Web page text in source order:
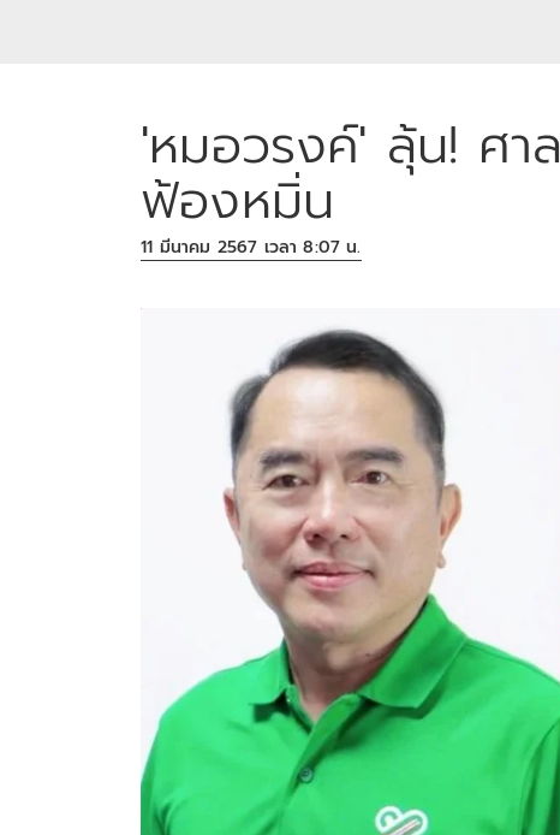
'หมอวรงค์' ลุ้น! ศ
ฟ้องหมิ่น
11 มีนาคม 2567 เวลา 8:07 น.